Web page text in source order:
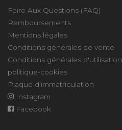
Foire Aux Questions (FAQ)
Remboursements
Mentions légales
Conditions générales de vente
Conditions générales d'utilisation
politique-cookies
Plaque d'immatriculation
Instagram
Facebook